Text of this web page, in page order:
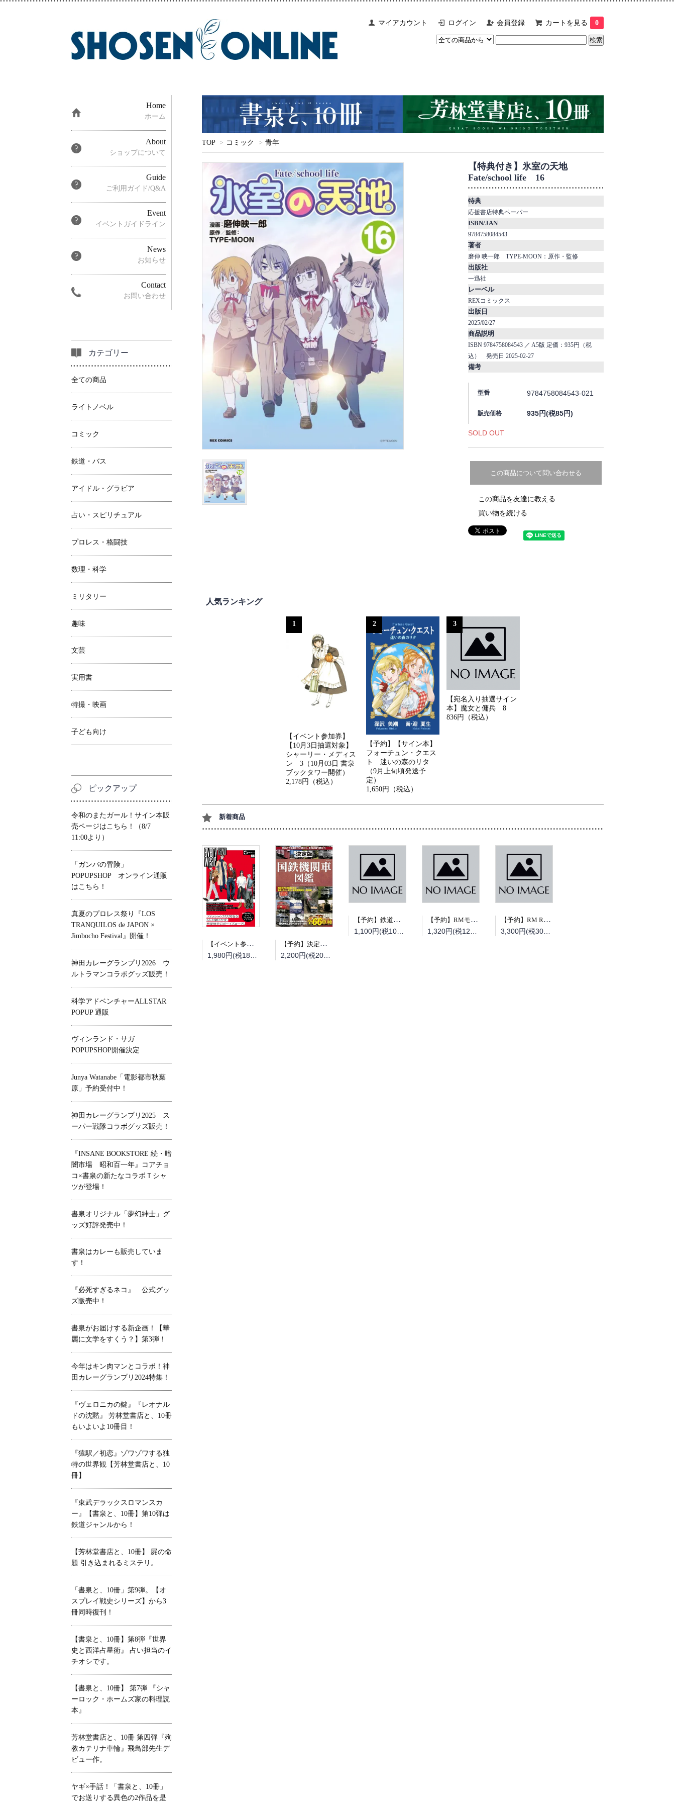
マイアカウント ログイン 会員登録 カートを見る 0
TOP > コミック > 青年
【特典付き】氷室の天地
Fate/school life 16
特典
応援書店特典ペーパー
ISBN/JAN
9784758084543
著者
磨伸 映一郎 TYPE-MOON：原作・監修
出版社
一迅社
レーベル
REXコミックス
出版日
2025/02/27
商品説明
ISBN 9784758084543 ／ A5版 定価：935円（税
込） 発売日 2025-02-27
備考
型番 9784758084543-021
販売価格 935円(税85円)
SOLD OUT
この商品について問い合わせる
この商品を友達に教える
買い物を続ける
人気ランキング
1
【イベント参加券】
【10月3日抽選対象】
シャーリー・メディス
ン 3（10月03日 書泉
ブックタワー開催）
2,178円（税込）
2
【予約】【サイン本】
フォーチュン・クエス
ト 迷いの森のリタ
（9月上旬頃発送予
定）
1,650円（税込）
3
【宛名入り抽選サイン
本】魔女と傭兵 8
836円（税込）
新着商品
【イベント参加券】【抽選】『everywear』（翔泳社）刊行記念TSUMOI先生 サイン会（09月12日 書泉ブックタワー開催）
【予約】決定版 国鉄機関車図鑑（08/18頃発送予定）
2,200円(税200円)
【予約】鉄道模型趣味2026年9月号（08/20頃発送予定）
1,100円(税100円)
【予約】RMモデルズ 2026年10月号（08/19頃発送予定）
1,320円(税120円)
【予約】RM Re-Library 47 大榮車輌ものがたり（08/19頃発送予定）
3,300円(税300円)
Home
ホーム
About
ショップについて
Guide
ご利用ガイド/Q&A
Event
イベントガイドライン
News
お知らせ
Contact
お問い合わせ
カテゴリー
全ての商品
ライトノベル
コミック
鉄道・バス
アイドル・グラビア
占い・スピリチュアル
プロレス・格闘技
数理・科学
ミリタリー
趣味
文芸
実用書
特撮・映画
子ども向け
ピックアップ
令和のまたガール！サイン本販
売ページはこちら！（8/7
11:00より）
「ガンバの冒険」
POPUPSHOP オンライン通販
はこちら！
真夏のプロレス祭り『LOS
TRANQUILOS de JAPON ×
Jimbocho Festival』開催！
神田カレーグランプリ2026 ウ
ルトラマンコラボグッズ販売！
科学アドベンチャーALLSTAR
POPUP 通販
ヴィンランド・サガ
POPUPSHOP開催決定
Junya Watanabe「電影都市秋葉
原」予約受付中！
神田カレーグランプリ2025 ス
ーパー戦隊コラボグッズ販売！
『INSANE BOOKSTORE 続・暗
闇市場 昭和百一年』コアチョ
コ×書泉の新たなコラボＴシャ
ツが登場！
書泉オリジナル「夢幻紳士」グ
ッズ好評発売中！
書泉はカレーも販売していま
す！
『必死すぎるネコ』 公式グッ
ズ販売中！
書泉がお届けする新企画！【華
麗に文学をすくう？】第3弾！
今年はキン肉マンとコラボ！神
田カレーグランプリ2024特集！
『ヴェロニカの鍵』『レオナル
ドの沈黙』 芳林堂書店と、10冊
もいよいよ10冊目！
『猿駅／初恋』ゾワゾワする独
特の世界観【芳林堂書店と、10
冊】
『東武デラックスロマンスカ
ー』【書泉と、10冊】第10弾は
鉄道ジャンルから！
【芳林堂書店と、10冊】 屍の命
題 引き込まれるミステリ。
「書泉と、10冊」第9弾。【オ
スプレイ戦史シリーズ】から3
冊同時復刊！
【書泉と、10冊】第8弾『世界
史と西洋占星術』 占い担当のイ
チオシです。
【書泉と、10冊】 第7弾 『シャ
ーロック・ホームズ家の料理読
本』
芳林堂書店と、10冊 第四弾『殉
教カテリナ車輪』飛鳥部先生デ
ビュー作。
ヤギ×手話！「書泉と、10冊」
でお送りする異色の2作品を是